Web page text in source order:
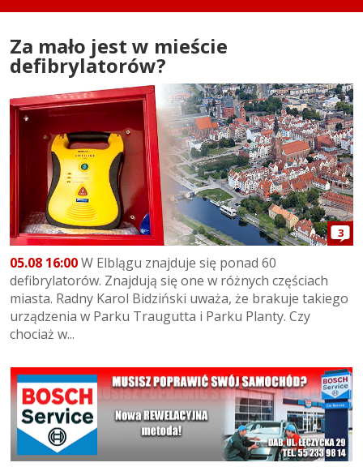
Za mało jest w mieście
defibrylatorów?
3
05.08 16:00W Elblągu znajduje się ponad 60
defibrylatorów. Znajdują się one w różnych częściach
miasta. Radny Karol Bidziński uważa, że brakuje takiego
urządzenia w Parku Traugutta i Parku Planty. Czy
chociaż w...